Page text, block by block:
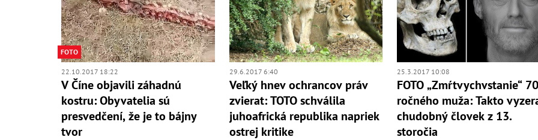
FOTO
22.10.2017 18:22
V Číne objavili záhadnú
kostru: Obyvatelia sú
presvedčení, že je to bájny
tvor
29.6.2017 6:40
Veľký hnev ochrancov práv
zvierat: TOTO schválila
juhoafrická republika napriek
ostrej kritike
25.3.2017 10:08
FOTO „Zmŕtvychvstanie“
ročného muža: Takto
chudobný človek z 13.
storočia